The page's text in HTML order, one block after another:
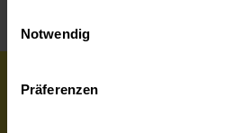
eingesetzt werden.
Es steht Ihnen frei, unsere Seite
Cookies zu benutzen, eine
Notwendig
Präferenzen
Wir haben dich